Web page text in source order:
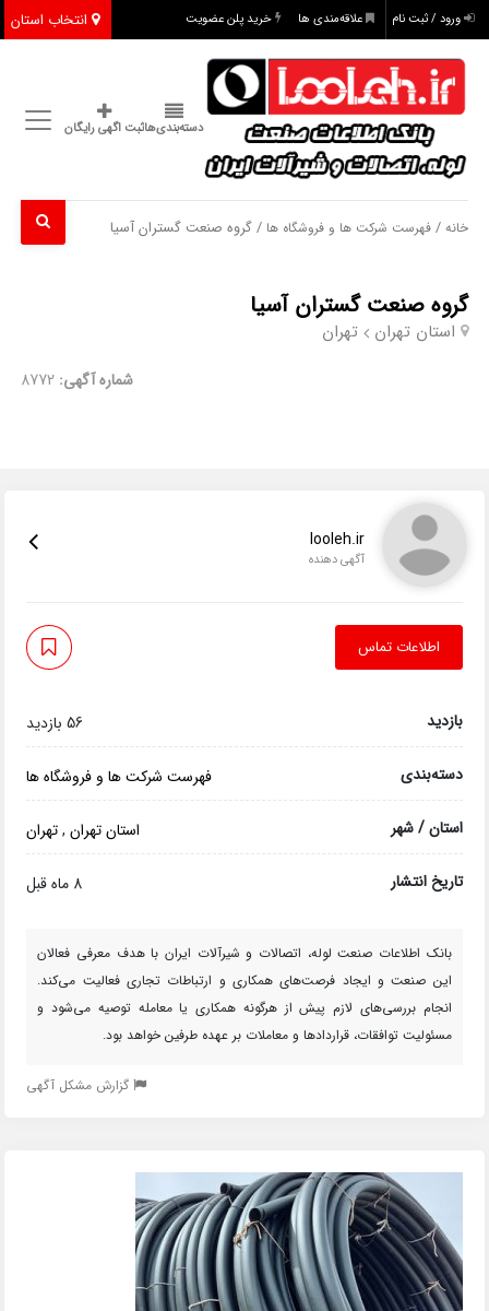
انتخاب استان ورود / ثبت نام علاقه‌مندی ها خرید پلن عضویت
دسته‌بندی‌هاثبت اگهی رایگان
خانه /فهرست شرکت ها و فروشگاه ها / گروه صنعت گستران آسیا
گروه صنعت گستران آسیا
استان تهران تهران
شماره آگهی: 8772
looleh.ir
آگهی دهنده
اطلاعات تماس
بازدید 56 بازدید
دسته‌بندی فهرست شرکت ها و فروشگاه ها
استان / شهر استان تهران,تهران
تاریخ انتشار 8 ماه قبل
بانک اطلاعات صنعت لوله، اتصالات و شیرآلات ایران با هدف معرفی فعالان
این صنعت و ایجاد فرصت‌های همکاری و ارتباطات تجاری فعالیت می‌کند.
انجام بررسی‌های لازم پیش از هرگونه همکاری یا معامله توصیه می‌شود و
مسئولیت توافقات، قراردادها و معاملات بر عهده طرفین خواهد بود.
گزارش مشکل آگهی